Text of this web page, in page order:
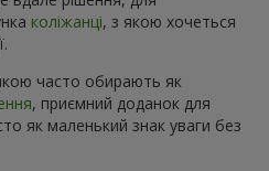
коліжанці, з якою хочеться
часто обирають як
, приємний доданок для
як маленький знак уваги без